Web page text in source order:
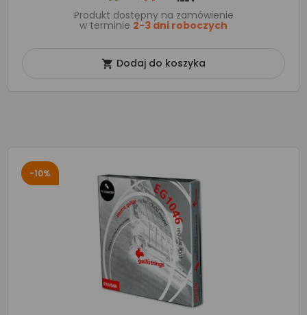
Produkt dostępny na zamówienie
w terminie 2-3 dni roboczych
 Dodaj do koszyka
-10%